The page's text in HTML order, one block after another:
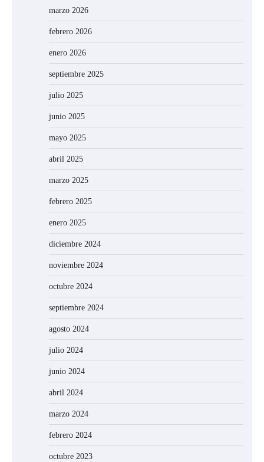
marzo 2026
febrero 2026
enero 2026
septiembre 2025
julio 2025
junio 2025
mayo 2025
abril 2025
marzo 2025
febrero 2025
enero 2025
diciembre 2024
noviembre 2024
octubre 2024
septiembre 2024
agosto 2024
julio 2024
junio 2024
abril 2024
marzo 2024
febrero 2024
octubre 2023